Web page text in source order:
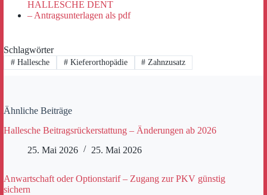
HALLESCHE DENT
– Antragsunterlagen als pdf
Schlagwörter
#Hallesche #Kieferorthopädie # Zahnzusatz
Ähnliche Beiträge
Hallesche Beitragsrückerstattung – Änderungen ab 2026
25. Mai 2026
25. Mai 2026
Anwartschaft oder Optionstarif – Zugang zur PKV günstig
sichern